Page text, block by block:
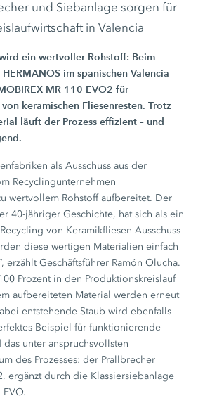
und Siebanlage sorgen für
in Valencia
ein wertvoller Rohstoff: Beim
HERMANOS im spanischen Valencia
MR 110 EVO2 für
keramischen Fliesenresten. Trotz
läuft der Prozess effizient – und
als Ausschuss aus der
Recyclingunternehmen
wertvollem Rohstoff aufbereitet. Der
40-jähriger Geschichte, hat sich als ein
von Keramikfliesen-Ausschuss
diese wertigen Materialien einfach
erzählt Geschäftsführer Ramón Olucha.
Prozentin den Produktionskreislauf
aufbereiteten Material werden erneut
entstehende Staub wird ebenfalls
Beispiel für funktionierende
das unter anspruchsvollsten
des Prozesses: der Prallbrecher
ergänzt durch die Klassiersiebanlage
EVO.